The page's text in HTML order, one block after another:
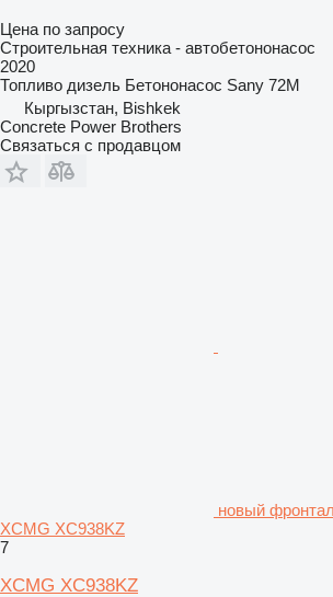
Цена по запросу
Строительная техника - автобетононасос
2020
Топливо дизель Бетононасос Sany 72M
Кыргызстан, Bishkek
Concrete Power Brothers
Связаться с продавцом
новый
XCMG XC938KZ
7
XCMG XC938KZ